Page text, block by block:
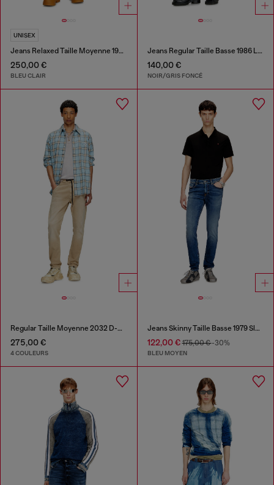
UNISEX
Jeans Relaxed Taille Moyenne 1997 D-Enim-M
250,00 €
BLEU CLAIR
Jeans Regular Taille Basse 1986 Larkee-Beex
140,00 €
NOIR/GRIS FONCÉ
Regular Taille Moyenne 2032 D-Krooley Joggjeans®
275,00 €
4 COULEURS
Jeans Skinny Taille Basse 1979 Sleenker
122,00 €175,00 €-30%
BLEU MOYEN